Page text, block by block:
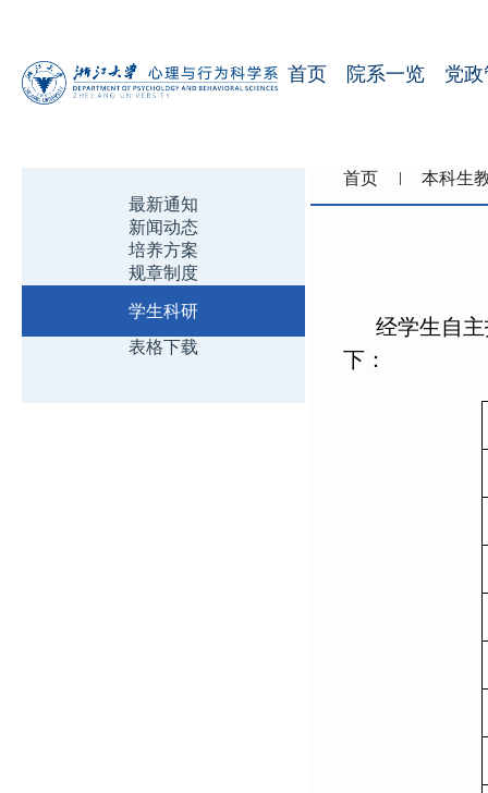
首页 院系一览 党
最新通知
新闻动态
培养方案
规章制度
学生科研
表格下载
首页 本科生
经学生自主
下：